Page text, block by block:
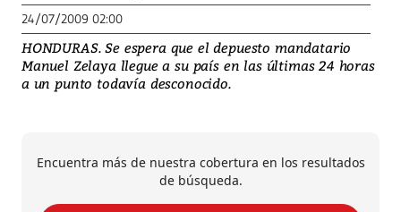
24/07/2009 02:00
HONDURAS. Se espera que el depuesto mandatario
Manuel Zelaya llegue a su país en las últimas 24 horas
a un punto todavía desconocido.
Encuentra más de nuestra cobertura en los resultados
de búsqueda.